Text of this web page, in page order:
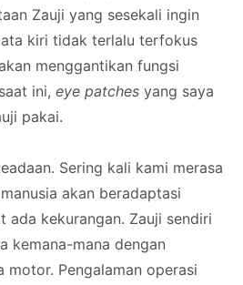
Zauji yang sesekali ingin
kiri tidak terlalu terfokus
menggantikan fungsi
ini, eye patches yang saya
pakai.
Sering kali kami merasa
akan beradaptasi
ada kekurangan. Zauji sendiri
kemana-mana dengan
motor. Pengalaman operasi